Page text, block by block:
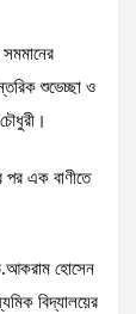
শুভেচ্ছা ও
পর এক বাণীতে
হোসেন
বিদ্যালয়ের